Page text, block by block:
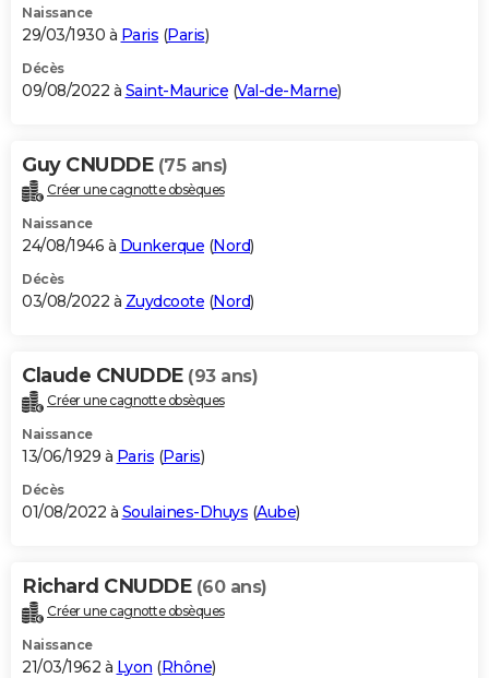
Naissance
29/03/1930 à Paris (Paris)
Décès
09/08/2022 à Saint-Maurice (Val-de-Marne)
Guy CNUDDE (75 ans)
Créer une cagnotte obsèques
Naissance
24/08/1946 à Dunkerque (Nord)
Décès
03/08/2022 à Zuydcoote (Nord)
Claude CNUDDE (93 ans)
Créer une cagnotte obsèques
Naissance
13/06/1929 à Paris (Paris)
Décès
01/08/2022 à Soulaines-Dhuys (Aube)
Richard CNUDDE (60 ans)
Créer une cagnotte obsèques
Naissance
21/03/1962 à Lyon (Rhône)